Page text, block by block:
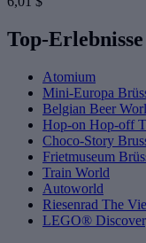
Top-
Atomium
Mini-Europa
Belgian Beer
Hop-on Hop-off
Choco-Story
Frietmuseum
Train World
Autoworld
Riesenrad The
LEGO®